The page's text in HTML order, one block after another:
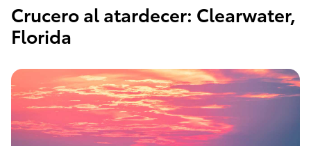
Crucero al atardecer: Clearwater,
Florida